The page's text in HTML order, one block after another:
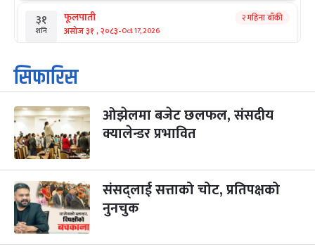
३१
शनि
फूलपाती
असोज ३१ , २०८३-Oct 17, 2026
२ महिना बाँकी
१
आइत
कार्तिक सङ्क्रान्ति
कार्तिक १, २०८३
३
मंगल
महानवमी
कार्तिक ३, २०८३-Oct 20, 2026
२ महिना बाँकी
४
बुध कार्तिक ४, २०८३ Oct 21, 2026
५
बिहि
पापा‌ङ्कुशा एकादशी व्रत
कार्तिक ५, २०८३
सिफारिस
ओझेलमा बजेट छलफल, संसदीय
क्यालेन्डर प्रभावित
संसद्लाई सत्ताको चोट, प्रतिपक्षको
नुनचुक